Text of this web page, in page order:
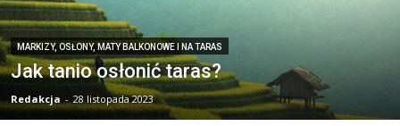
MARKIZY, OSŁONY, MATY BALKONOWE I NA TARAS
Jak tanio osłonić taras?
Redakcja - 28 listopada 2023